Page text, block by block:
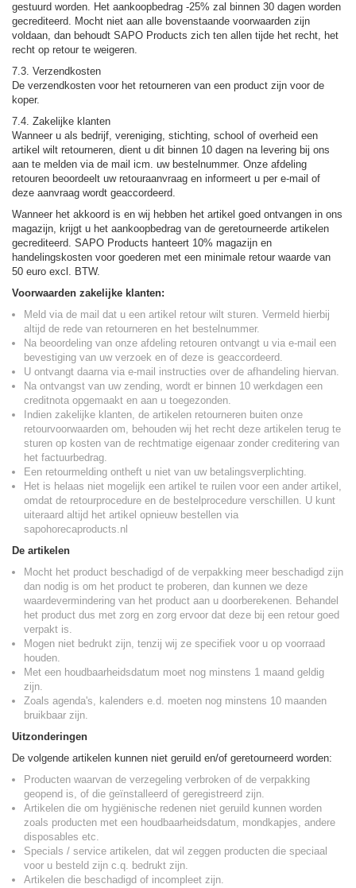
gestuurd worden. Het aankoopbedrag -25% zal binnen 30 dagen worden
gecrediteerd. Mocht niet aan alle bovenstaande voorwaarden zijn
voldaan, dan behoudt SAPO Products zich ten allen tijde het recht, het
recht op retour te weigeren.
7.3. Verzendkosten
De verzendkosten voor het retourneren van een product zijn voor de
koper.
7.4. Zakelijke klanten
Wanneer u als bedrijf, vereniging, stichting, school of overheid een
artikel wilt retourneren, dient u dit binnen 10 dagen na levering bij ons
aan te melden via de mail icm. uw bestelnummer. Onze afdeling
retouren beoordeelt uw retouraanvraag en informeert u per e-mail of
deze aanvraag wordt geaccordeerd.
Wanneer het akkoord is en wij hebben het artikel goed ontvangen in ons
magazijn, krijgt u het aankoopbedrag van de geretourneerde artikelen
gecrediteerd. SAPO Products hanteert 10% magazijn en
handelingskosten voor goederen met een minimale retour waarde van
50 euro excl. BTW.
Voorwaarden zakelijke klanten:
Meld via de mail dat u een artikel retour wilt sturen. Vermeld hierbij
altijd de rede van retourneren en het bestelnummer.
Na beoordeling van onze afdeling retouren ontvangt u via e-mail een
bevestiging van uw verzoek en of deze is geaccordeerd.
U ontvangt daarna via e-mail instructies over de afhandeling hiervan.
Na ontvangst van uw zending, wordt er binnen 10 werkdagen een
creditnota opgemaakt en aan u toegezonden.
Indien zakelijke klanten, de artikelen retourneren buiten onze
retourvoorwaarden om, behouden wij het recht deze artikelen terug te
sturen op kosten van de rechtmatige eigenaar zonder creditering van
het factuurbedrag.
Een retourmelding ontheft u niet van uw betalingsverplichting.
Het is helaas niet mogelijk een artikel te ruilen voor een ander artikel,
omdat de retourprocedure en de bestelprocedure verschillen. U kunt
uiteraard altijd het artikel opnieuw bestellen via
sapohorecaproducts.nl
De artikelen
Mocht het product beschadigd of de verpakking meer beschadigd zijn
dan nodig is om het product te proberen, dan kunnen we deze
waardevermindering van het product aan u doorberekenen. Behandel
het product dus met zorg en zorg ervoor dat deze bij een retour goed
verpakt is.
Mogen niet bedrukt zijn, tenzij wij ze specifiek voor u op voorraad
houden.
Met een houdbaarheidsdatum moet nog minstens 1 maand geldig
zijn.
Zoals agenda's, kalenders e.d. moeten nog minstens 10 maanden
bruikbaar zijn.
Uitzonderingen
De volgende artikelen kunnen niet geruild en/of geretourneerd worden:
Producten waarvan de verzegeling verbroken of de verpakking
geopend is, of die geïnstalleerd of geregistreerd zijn.
Artikelen die om hygiënische redenen niet geruild kunnen worden
zoals producten met een houdbaarheidsdatum, mondkapjes, andere
disposables etc.
Specials / service artikelen, dat wil zeggen producten die speciaal
voor u besteld zijn c.q. bedrukt zijn.
Artikelen die beschadigd of incompleet zijn.